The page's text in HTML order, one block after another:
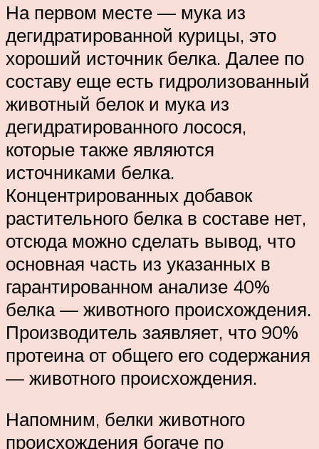
На первом месте — мука из
дегидратированной курицы, это
хороший источник белка. Далее по
составу еще есть гидролизованный
животный белок и мука из
дегидратированного лосося,
которые также являются
источниками белка.
Концентрированных добавок
растительного белка в составе нет,
отсюда можно сделать вывод, что
основная часть из указанных в
гарантированном анализе 40%
белка — животного происхождения.
Производитель заявляет, что 90%
протеина от общего его содержания
— животного происхождения.
Напомним, белки животного
происхождения богаче по